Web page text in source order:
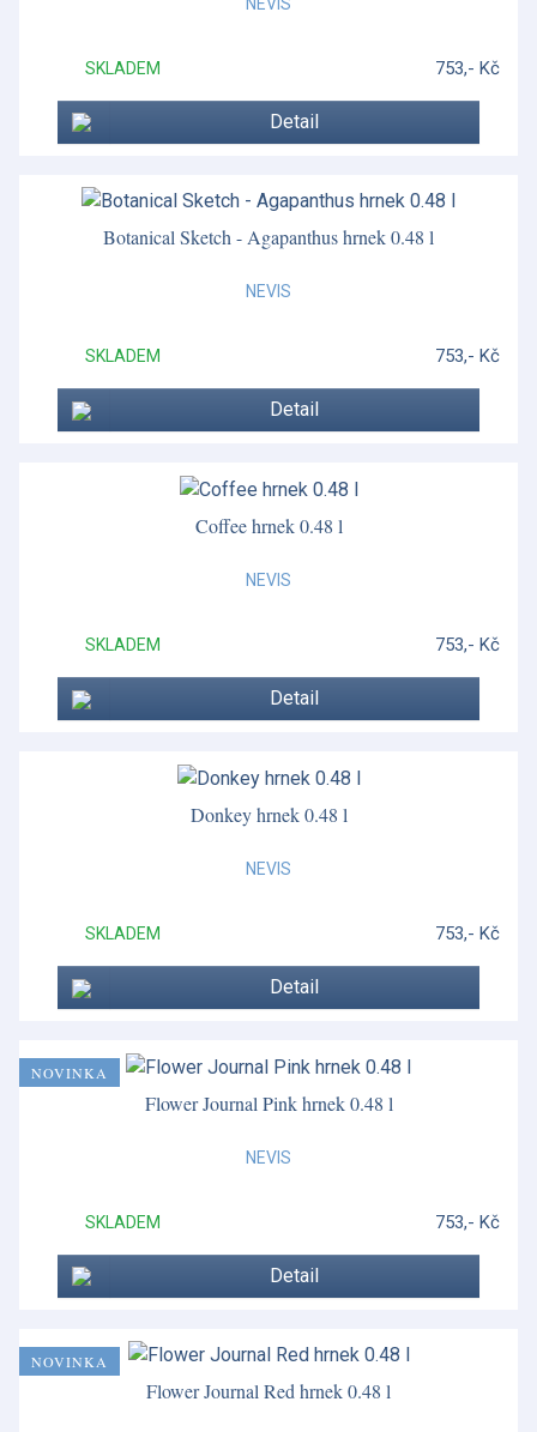
SKLADEM 753,- Kč
Detail
Botanical Sketch - Agapanthus hrnek 0.48 l
NEVIS
SKLADEM 753,- Kč
Detail
Coffee hrnek 0.48 l
NEVIS
SKLADEM 753,- Kč
Detail
Donkey hrnek 0.48 l
NEVIS
SKLADEM 753,- Kč
Detail
Flower Journal Pink hrnek 0.48 l
NEVIS
SKLADEM 753,- Kč
Detail
NOVINKA
Flower Journal Red hrnek 0.48 l
NOVINKA